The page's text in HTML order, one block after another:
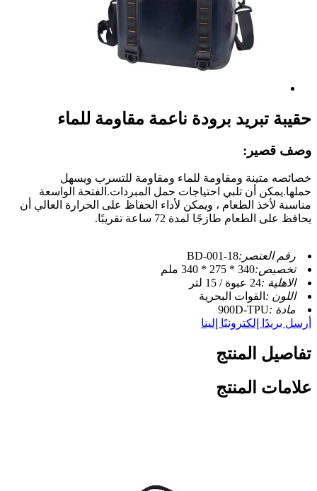
حقيبة تبريد برودة ناعمة مقاومة للماء
وصف قصير:
خصائصه متينة ومقاومة للماء ومقاومة للتسرب ويسهل
حملها.يمكن أن تلبي احتياجات حمل المبردات.الفتحة الواسعة
مناسبة لأخذ الطعام ، ويمكن لأداء الحفاظ على الحرارة العالي أن
يحافظ على الطعام طازجًا لمدة 72 ساعة تقريبًا.
رقم العنصر:BD-001-18
تخصيص:340 * 275 * 340 ملم
الاهلية :24 عبوة / 15 لتر
اللون : القوات البحرية
مادة :900D-TPU
أرسل بريدًا إلكترونيًا إلينا
تفاصيل المنتج
علامات المنتج